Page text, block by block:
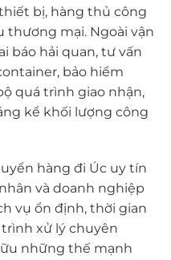
bị, hàng thủ công
thương mại. Ngoài vận
báo hải quan, tư vấn
bảo hiểm
quá trình giao nhận,
kể khối lượng công
hàng đi Úc uy tín
và doanh nghiệp
vụ ổn định, thời gian
xử lý chuyên
những thế mạnh